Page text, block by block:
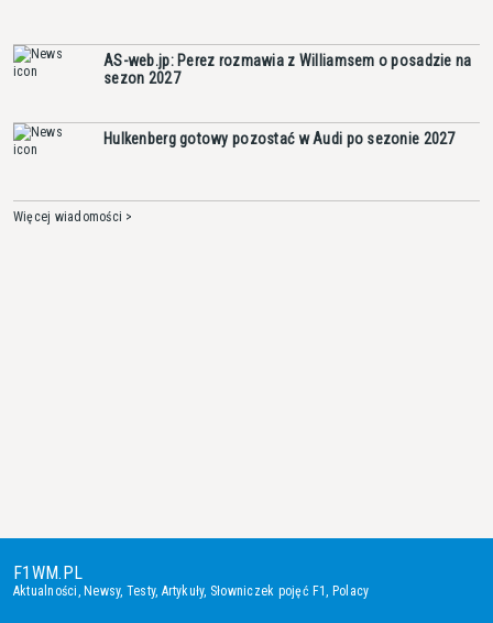
AS-web.jp: Perez rozmawia z Williamsem o posadzie na
sezon 2027
Hulkenberg gotowy pozostać w Audi po sezonie 2027
Więcej wiadomości >
F1WM.PL
Aktualności, Newsy, Testy, Artykuły, Słowniczek pojęć F1, Polacy